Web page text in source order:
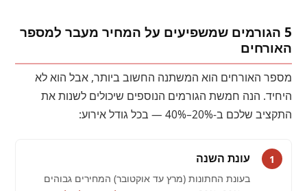
5 הגורמים שמשפיעים על המחיר מעבר למספר
האורחים
מספר האורחים הוא המשתנה החשוב ביותר, אבל הוא לא
היחיד. הנה חמשת הגורמים הנוספים שיכולים לשנות את
התקציב שלכם ב-20%–40% — בכל גודל אירוע:
1 עונת השנה
בעונת החתונות (מרץ עד אוקטובר) המחירים גבוהים